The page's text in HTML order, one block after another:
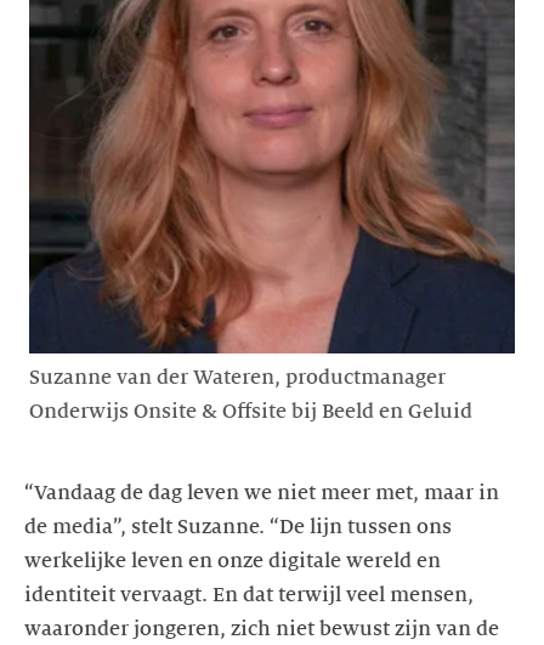
Suzanne van der Wateren, productmanager
Onderwijs Onsite & Offsite bij Beeld en Geluid
“Vandaag de dag leven we niet meer met, maar in
de media”, stelt Suzanne. “De lijn tussen ons
werkelijke leven en onze digitale wereld en
identiteit vervaagt. En dat terwijl veel mensen,
waaronder jongeren, zich niet bewust zijn van de